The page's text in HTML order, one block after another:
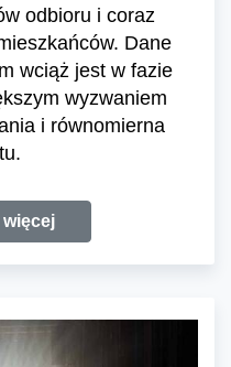
odbioru i coraz
Dane
wciąż jest w fazie
wyzwaniem
i równomierna